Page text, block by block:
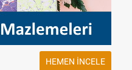
HEMEN INCELE